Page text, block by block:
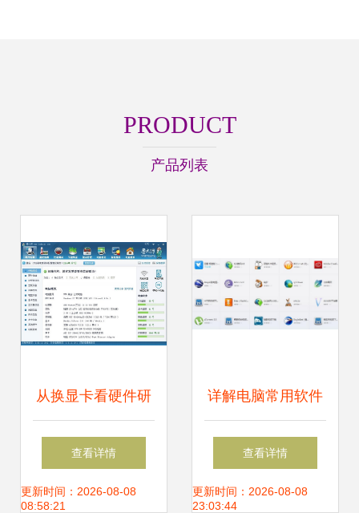
PRODUCT
产品列表
从换显卡看硬件研
发 技术挑战与创新
思考
查看详情
更新时间：2026-08-08
08:58:21
详解电脑常用软件
有哪些
查看详情
更新时间：2026-08-08
23:03:44